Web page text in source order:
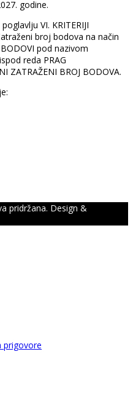
godine.
VI. KRITERIJI
broj bodova na način
pod nazivom
reda PRAG
ZATRAŽENI BROJ BODOVA.
pridržana. Design &
prigovore